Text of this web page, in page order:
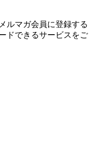
ルマガ会員に登録する
ドできるサービスをご